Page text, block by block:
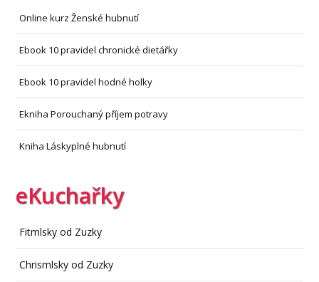
Online kurz Ženské hubnutí
Ebook 10 pravidel chronické dietářky
Ebook 10 pravidel hodné holky
Ekniha Porouchaný příjem potravy
Kniha Láskyplné hubnutí
eKuchařky
Fitmlsky od Zuzky
Chrismlsky od Zuzky